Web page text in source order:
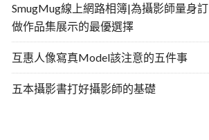
SmugMug線上網路相簿|為攝影師量身訂
做作品集展示的最優選擇
互惠人像寫真Model該注意的五件事
五本攝影書打好攝影師的基礎